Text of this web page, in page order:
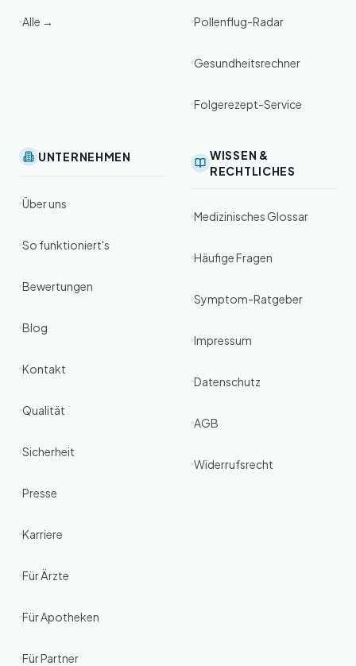
Alle → Pollenflug-Radar
Gesundheitsrechner
Folgerezept-Service
UNTERNEHMEN
Über uns
So funktioniert's
Bewertungen
Blog
Kontakt
Qualität
Sicherheit
Presse
Karriere
Für Ärzte
Für Apotheken
Für Partner
WISSEN &
RECHTLICHES
Medizinisches Glossar
Häufige Fragen
Symptom-Ratgeber
Impressum
Datenschutz
AGB
Widerrufsrecht